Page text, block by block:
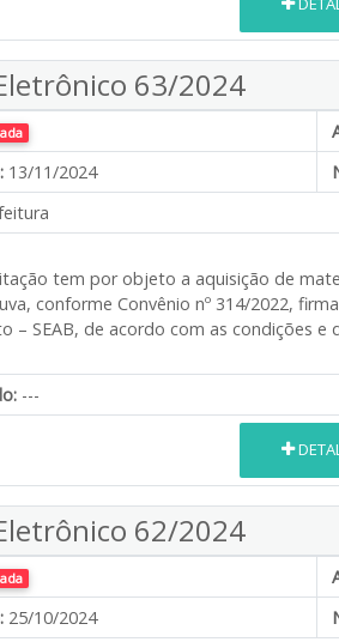
63/2024
13/11/2024
tem por objeto a aquisição de
conforme Convênio nº 314/2022,
– SEAB, de acordo com as condições
---
62/2024
25/10/2024